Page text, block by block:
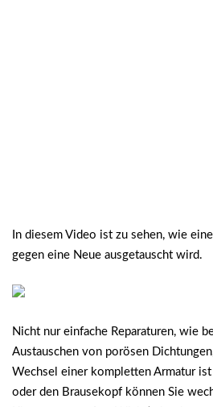
In diesem Video ist zu sehen, wie
gegen eine Neue ausgetauscht wird.
Nicht nur einfache Reparaturen, wie
Austauschen von porösen
Wechsel einer kompletten Armatur
oder den Brausekopf können Sie